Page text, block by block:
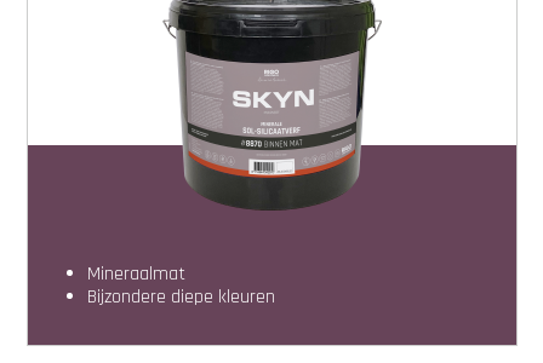
Mineraalmat
Bijzondere diepe kleuren